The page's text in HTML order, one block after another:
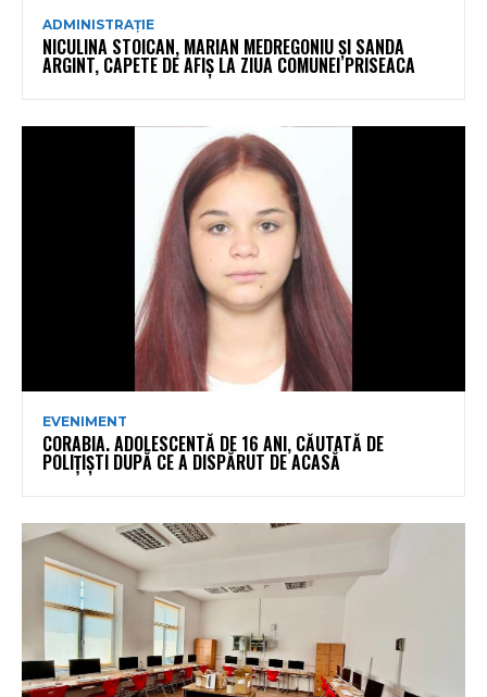
ADMINISTRAȚIE
NICULINA STOICAN, MARIAN MEDREGONIU ȘI SANDA
ARGINT, CAPETE DE AFIȘ LA ZIUA COMUNEI PRISEACA
EVENIMENT
CORABIA. ADOLESCENTĂ DE 16 ANI, CĂUTATĂ DE
POLIȚIȘTI DUPĂ CE A DISPĂRUT DE ACASĂ